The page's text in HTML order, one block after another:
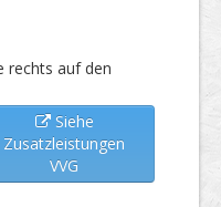
rechts auf den
Siehe
Zusatzleistungen
VVG